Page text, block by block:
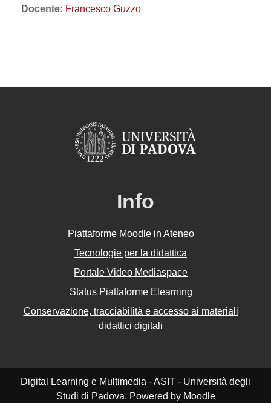
Docente: Francesco Guzzo
Info
Piattaforme Moodle in Ateneo
Tecnologie per la didattica
Portale Video Mediaspace
Status Piattaforme Elearning
Conservazione, tracciabilità e accesso ai materiali
didattici digitali
Digital Learning e Multimedia - ASIT - Università degli
Studi di Padova. Powered by Moodle